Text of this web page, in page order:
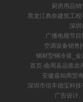
厨房用品
黑龙江典奈建筑工
深圳
广播电视节
空调设备销售
钢材型钢冷拔_
首页-曲周县品靠农
安徽嘉灿商贸
深圳市信丰德宝科
广告设计